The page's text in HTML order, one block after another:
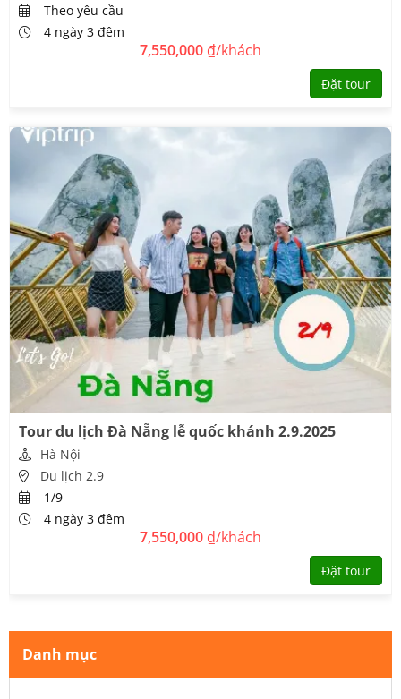
Theo yêu cầu
4 ngày 3 đêm
7,550,000 ₫/khách
Đặt tour
Tour du lịch Đà Nẵng lễ quốc khánh 2.9.2025
Hà Nội
Du lịch 2.9
1/9
4 ngày 3 đêm
7,550,000 ₫/khách
Đặt tour
Danh mục